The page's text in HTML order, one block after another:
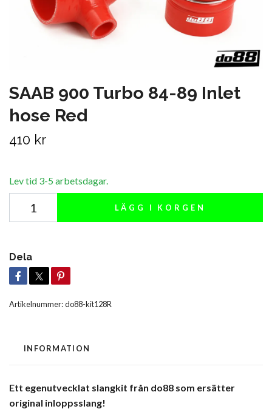
SAAB 900 Turbo 84-89 Inlet
hose Red
410 kr
Lev tid 3-5 arbetsdagar.
LÄGG I KORGEN
Dela
Artikelnummer:do88-kit128R
INFORMATION
Ett egenutvecklat slangkit från do88 som ersätter
original inloppsslang!